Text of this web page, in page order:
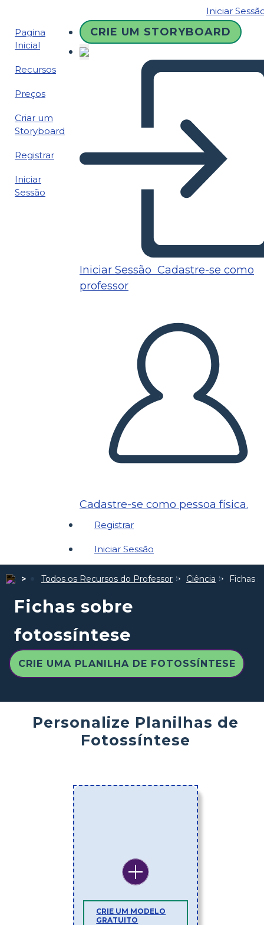
Iniciar
Pagina
Inicial
Recursos
Preços
Criar um
Storyboard
Registrar
Iniciar
Sessão
CRIE UM STORYBOARD
Iniciar Sessão Cadastre-se como
professor
Cadastre-se como pessoa física.
Registrar
Iniciar Sessão
Todos os Recursos do Professor Ciência Fichas
Fichas sobre
fotossíntese
CRIE UMA PLANILHA DE FOTOSSÍNTESE
Personalize Planilhas de
Fotossíntese
CRIE UM MODELO
GRATUITO